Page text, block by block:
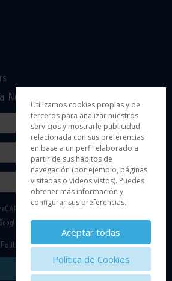
Newsletter
y se aplican la
Política de Privacidad
Enviar
Utilizamos cookies propias y de
terceros para analizar nuestros
servicios y mostrarle publicidad
relacionada con sus preferencias
en base a un perfil elaborado a
partir de sus hábitos de
navegación (por ejemplo, páginas
visitadas o videos vistos). Puedes
obtener más información y
configurar sus preferencias.
Aceptar todas
Política de Cookies